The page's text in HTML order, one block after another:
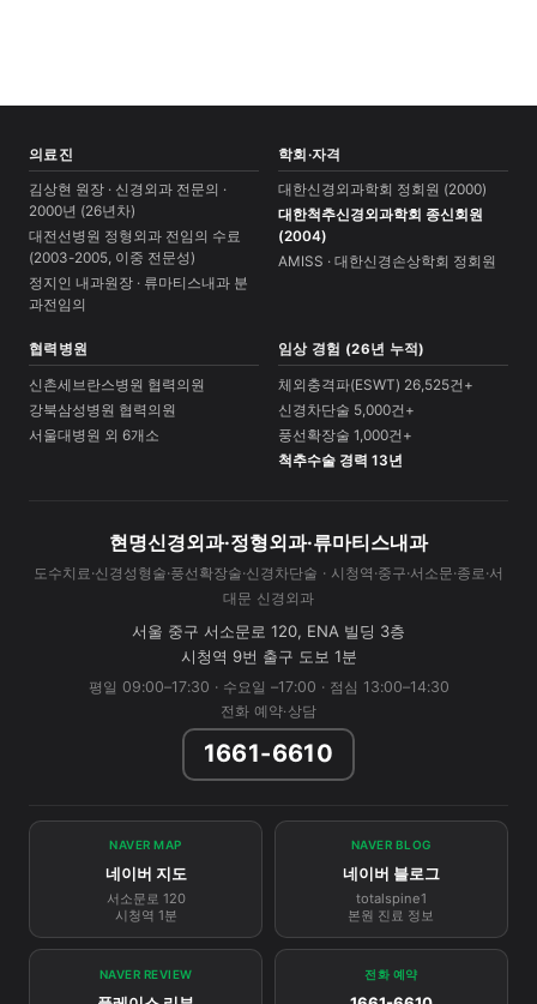
의료진
김상현 원장 · 신경외과 전문의 ·
2000년 (26년차)
대전선병원 정형외과 전임의 수료
(2003-2005, 이중 전문성)
정지인 내과원장 · 류마티스내과 분
과전임의
학회·자격
대한신경외과학회 정회원 (2000)
대한척추신경외과학회 종신회원
(2004)
AMISS · 대한신경손상학회 정회원
협력병원
신촌세브란스병원 협력의원
강북삼성병원 협력의원
서울대병원 외 6개소
임상 경험 (26년 누적)
체외충격파(ESWT) 26,525건+
신경차단술 5,000건+
풍선확장술 1,000건+
척추수술 경력 13년
현명신경외과·정형외과·류마티스내과
도수치료·신경성형술·풍선확장술·신경차단술 · 시청역·중구·서소문·종로·서
대문 신경외과
서울 중구 서소문로 120, ENA 빌딩 3층
시청역 9번 출구 도보 1분
평일 09:00–17:30 · 수요일 –17:00 · 점심 13:00–14:30
전화 예약·상담
1661-6610
NAVER MAP
네이버 지도
서소문로 120
시청역 1분
NAVER BLOG
네이버 블로그
totalspine1
본원 진료 정보
NAVER REVIEW 전화 예약